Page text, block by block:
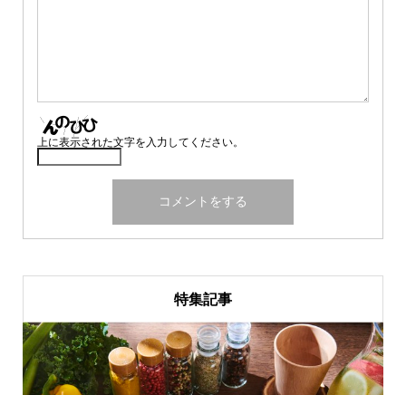
上に表示された文字を入力してください。
特集記事